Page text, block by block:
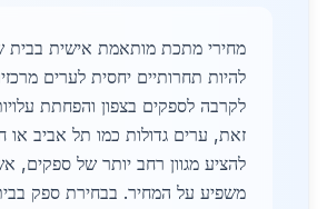
מחירי מתכת מותאמת אישית בבית
להיות תחרותיים יחסית לערים
לקרבה לספקים בצפון והפחתת
זאת, ערים גדולות כמו תל אביב או
להציע מגוון רחב יותר של ספקים,
משפיע על המחיר. בבחירת ספק